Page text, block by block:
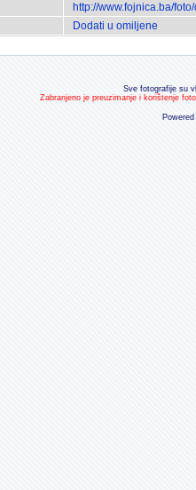
http://www.fojnica.ba/
Dodati u omiljene
Sve fotografije su
Zabranjeno je preuzimanje i korištenje